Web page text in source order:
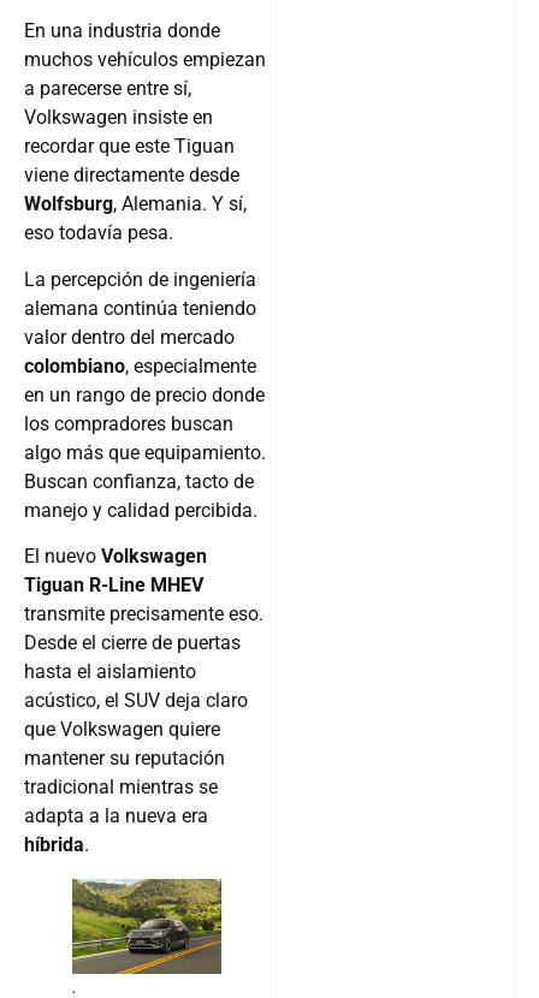
En una industria donde
muchos vehículos empiezan
a parecerse entre sí,
Volkswagen insiste en
recordar que este Tiguan
viene directamente desde
Wolfsburg, Alemania. Y sí,
eso todavía pesa.
La percepción de ingeniería
alemana continúa teniendo
valor dentro del mercado
colombiano, especialmente
en un rango de precio donde
los compradores buscan
algo más que equipamiento.
Buscan confianza, tacto de
manejo y calidad percibida.
El nuevo Volkswagen
Tiguan R-Line MHEV
transmite precisamente eso.
Desde el cierre de puertas
hasta el aislamiento
acústico, el SUV deja claro
que Volkswagen quiere
mantener su reputación
tradicional mientras se
adapta a la nueva era
híbrida.
.